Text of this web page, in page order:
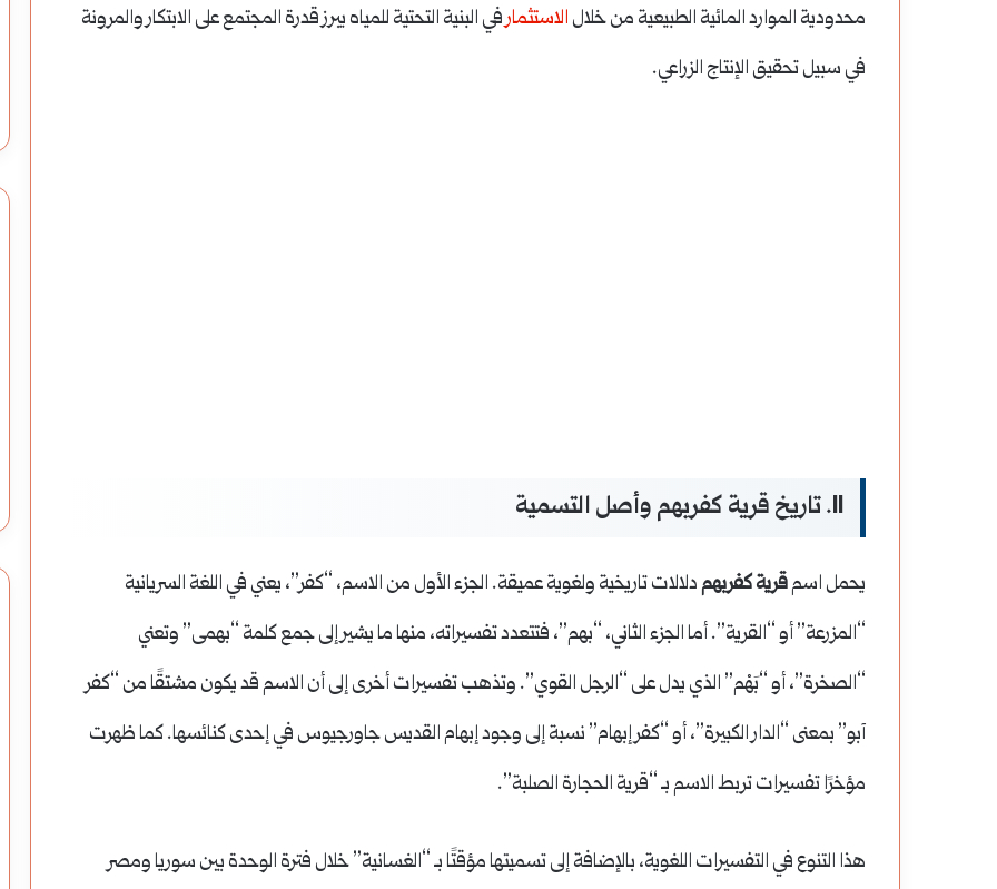
محدودية الموارد المائية الطبيعية من خلال الاستثمارفي البنية التحتية للمياه يبرز قدرة المجتمع على الابتكار والمرونة
في سبيل تحقيق الإنتاج الزراعي.
II. تاريخ قرية كفربهم وأصل التسمية
يحمل اسمقرية كفربهمدلالات تاريخية ولغوية عميقة. الجزء الأول من الاسم، “كفر”، يعني في اللغة السريانية
“المزرعة” أو “القرية”. أما الجزء الثاني، “بهم”، فتتعدد تفسيراته، منها ما يشير إلى جمع كلمة “بهمى” وتعني
“الصخرة”، أو “بَهْم” الذي يدل على “الرجل القوي”. وتذهب تفسيرات أخرى إلى أن الاسم قد يكون مشتقًا من “كفر
آبو” بمعنى “الدار الكبيرة”، أو “كفر إبهام” نسبة إلى وجود إبهام القديس جاورجيوس في إحدى كنائسها. كما ظهرت
مؤخرًا تفسيرات تربط الاسم بـ “قرية الحجارة الصلبة”.
هذا التنوع في التفسيرات اللغوية، بالإضافة إلى تسميتها مؤقتًا بـ “الغسانية” خلال فترة الوحدة بين سوريا ومصر
مهرجان ربيع حماة: تاريخ حافل بالاحتفالات
نفاذية
الماء
توقعوزارة الاقتصاد السورية توقع مذكرة تفاهم